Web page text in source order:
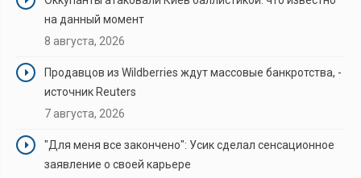
на данный момент
8 августа, 2026
Продавцов из Wildberries ждут массовые банкротства, -
источник Reuters
7 августа, 2026
"Для меня все закончено": Усик сделал сенсационное
заявление о своей карьере